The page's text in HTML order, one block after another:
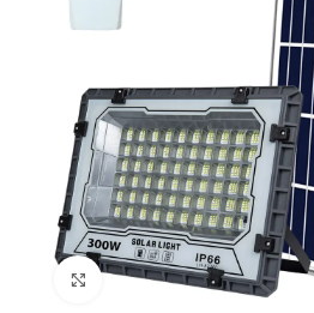
Click to enlarge